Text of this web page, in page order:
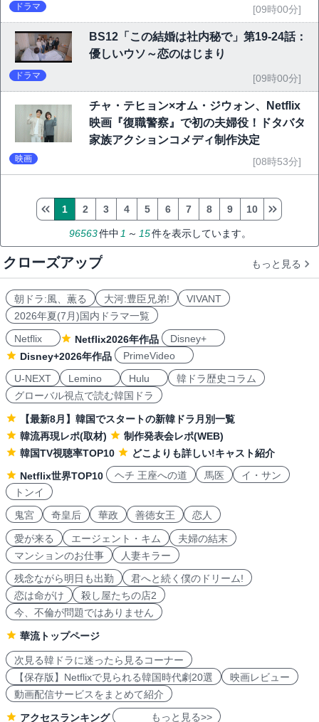
ドラマ [09時00分]
BS12「この結婚は社内秘で」第19-24話：
優しいウソ～恋のはじまり
ドラマ [09時00分]
チャ・テヒョン×オム・ジウォン、Netflix
映画『復職警察』で初の夫婦役！ドタバタ
家族アクションコメディ制作決定
映画 [08時53分]
96563件中1 ～ 15件を表示しています。
1 2 3 4 5 6 7 8 9 10
クローズアップ もっと見る
朝ドラ:風、薫る 大河:豊臣兄弟!
VIVANT
2026年夏(7月)国内ドラマ一覧
Netflix
Netflix2026年作品
Disney+
Disney+2026年作品
PrimeVideo
U-NEXT
Lemino Hulu
韓ドラ歴史コラム
グローバル視点で読む韓国ドラ
【最新8月】韓国でスタートの新韓ドラ月別一覧
韓流再現レポ(取材)
制作発表会レポ(WEB)
韓国TV視聴率TOP10
どこよりも詳しい!キャスト紹介
Netflix世界TOP10
ヘチ 王座への道 馬医
イ・サン
トンイ
鬼宮
奇皇后 華政 善徳女王 恋人
愛が来る エージェント・キム
夫婦の結末
マンションのお仕事
人妻キラー
残念ながら明日も出勤
君へと続く僕のドリーム!
恋は命がけ
殺し屋たちの店2
今、不倫が問題ではありません
華流トップページ
次見る韓ドラに迷ったら見るコーナー
【保存版】Netflixで見られる韓国時代劇20選
映画レビュー
動画配信サービスをまとめて紹介
アクセスランキング もっと見る>>